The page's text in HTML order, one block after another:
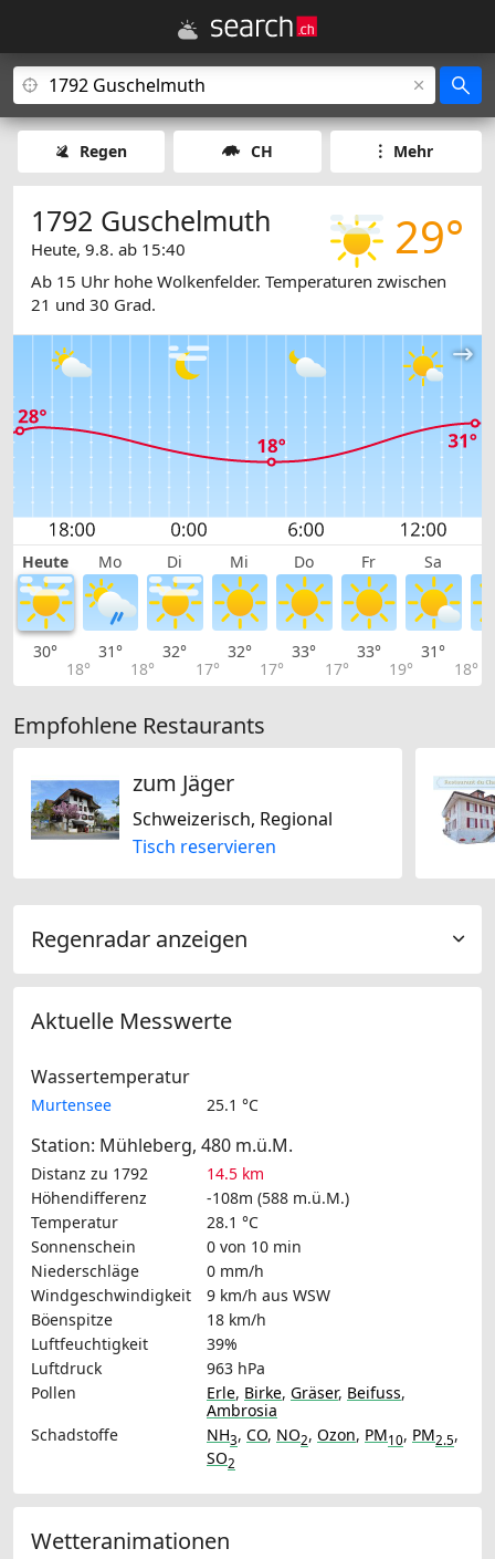
Regen CH Mehr
29°
1792 Guschelmuth
Heute, 9.8. ab 15:40
Ab 15 Uhr hohe Wolkenfelder. Temperaturen zwischen
21 und 30 Grad.
Heute Mo Di Mi Do Fr Sa
30°
18°
31°
18°
32°
17°
32°
17°
33°
17°
33°
19°
31°
18°
Empfohlene Restaurants
zum Jäger
Schweizerisch, Regional
Tisch reservieren
Regenradar anzeigen
Aktuelle Messwerte
Wassertemperatur
Murtensee 25.1 °C
Station: Mühleberg, 480 m.ü.M.
Distanz zu 1792
14.5 km
Höhendifferenz
-108m (588 m.ü.M.)
Temperatur
28.1 °C
Sonnenschein
0 von 10 min
Niederschläge
0 mm/h
Windgeschwindigkeit
9 km/h aus WSW
Böenspitze
18 km/h
Luftfeuchtigkeit
39%
Luftdruck
963 hPa
Pollen
Erle, Birke, Gräser, Beifuss,
Ambrosia
Schadstoffe
NH3, CO, NO2, Ozon, PM10, PM2.5,
SO2
Wetteranimationen